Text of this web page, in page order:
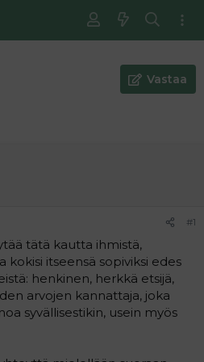
Vastaa
#1
tätä kautta ihmistä,
kokisi itseensä sopiviksi edes
henkinen, herkkä etsijä,
arvojen kannattaja, joka
syvällisestikin, usein myös